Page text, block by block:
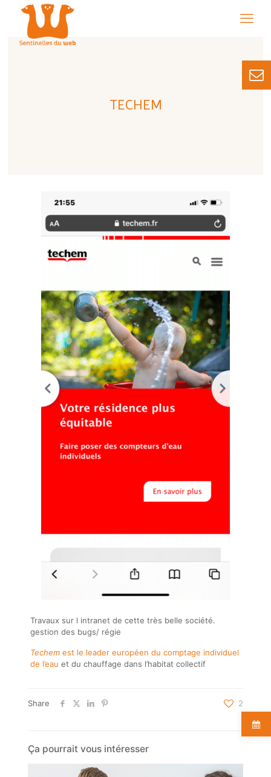
TECHEM
Travaux sur l intranet de cette très belle société.
gestion des bugs/ régie
Techemest le leader européen du comptage individuel
de l’eau et du chauffage dans l’habitat collectif
Share 2
Ça pourrait vous intéresser